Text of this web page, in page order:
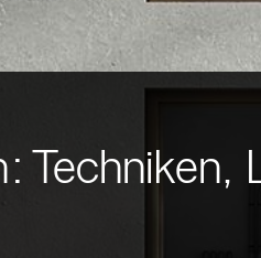
Techniken,